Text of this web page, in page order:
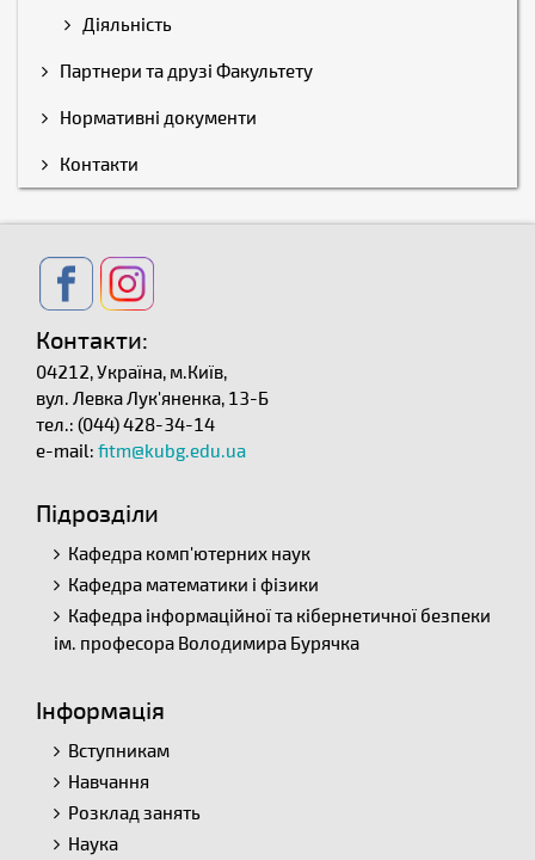
Діяльність
Партнери та друзі Факультету
Нормативні документи
Контакти
Контакти:
04212, Україна, м.Київ,
вул. Левка Лук'яненка, 13-Б
тел.: (044) 428-34-14
e-mail: fitm@kubg.edu.ua
Підрозділи
Кафедра комп'ютерних наук
Кафедра математики і фізики
Кафедра інформаційної та кібернетичної безпеки
ім. професора Володимира Бурячка
Інформація
Вступникам
Навчання
Розклад занять
Наука